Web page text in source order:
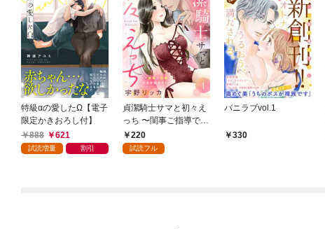
特級αの愛したΩ【電子
限定かきおろし付】
888
621
試読増量 割引
貞潔騎士サマと初々え
っち 〜閨事ご指導でき
かねます！〜（1）
220
試読フル
バニラブvol.1
330